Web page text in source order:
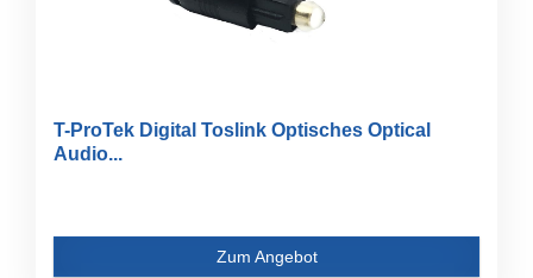
T-ProTek Digital Toslink Optisches Optical
Audio...
Zum Angebot